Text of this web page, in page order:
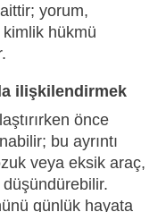
yorum,
hükmü
ilişkilendirmek
önce
bu ayrıntı
veya eksik araç,
düşündürebilir.
günlük hayata